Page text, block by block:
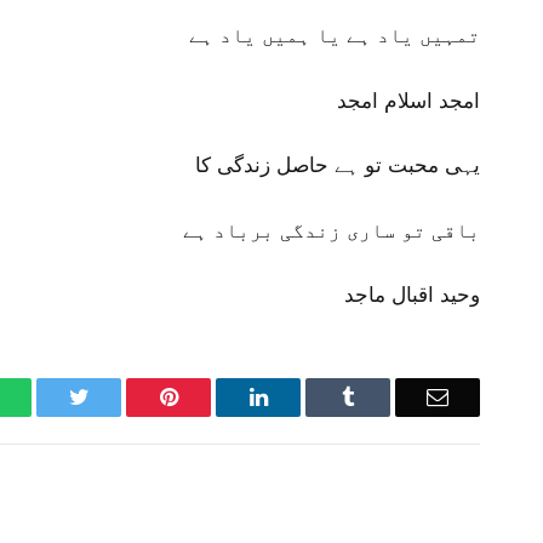
تمہیں یاد ہے یا ہمیں یاد ہے
امجد اسلام امجد
یہی محبت تو ہے حاصل زندگی کا
باقی تو ساری زندگی برباد ہے
وحید اقبال ماجد
Twitter Pinterest LinkedIn Tumblr Email